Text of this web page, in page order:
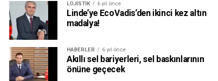
LOJISTIK 6 yıl önce
Linde’ye EcoVadis’den ikinci kez altın
madalya!
HABERLER 6 yıl önce
Akıllı sel bariyerleri, sel baskınlarının
önüne geçecek